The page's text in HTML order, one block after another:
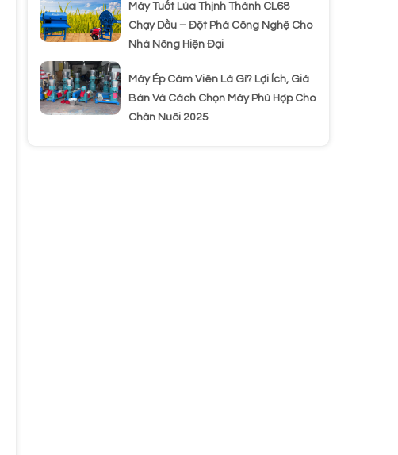
Máy Tuốt Lúa Thịnh Thành CL68
Chạy Dầu – Đột Phá Công Nghệ Cho
Nhà Nông Hiện Đại
Máy Ép Cám Viên Là Gì? Lợi Ích, Giá
Bán Và Cách Chọn Máy Phù Hợp Cho
Chăn Nuôi 2025